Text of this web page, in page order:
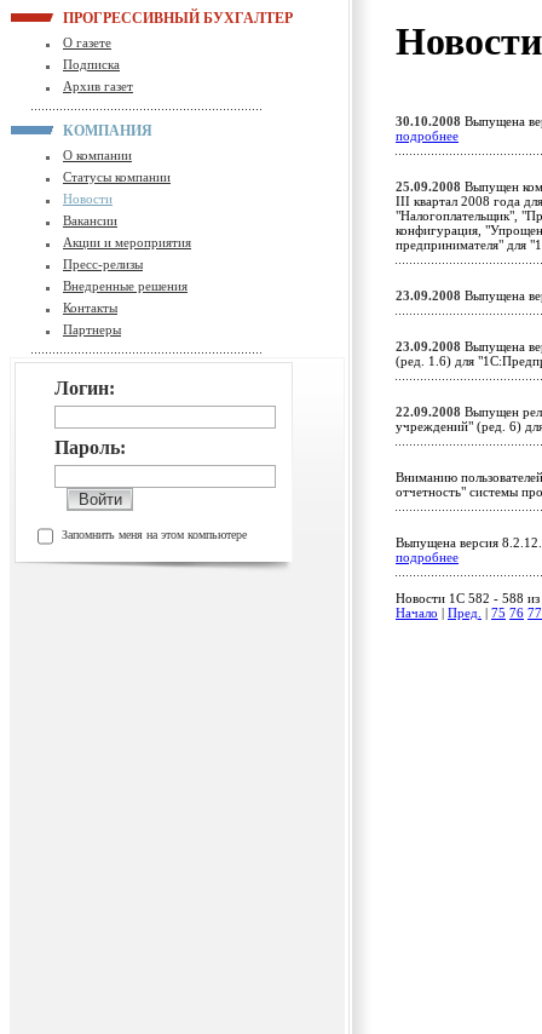
ПРОГРЕССИВНЫЙ БУХГАЛТЕР
О газете
Подписка
Архив газет
КОМПАНИЯ
О компании
Статусы компании
Новости
Вакансии
Акции и мероприятия
Пресс-релизы
Внедренные решения
Контакты
Партнеры
Логин:
Пароль:
Запомнить меня на этом компьютере
30.10.2008 Выпущена
подробнее
25.09.2008 Выпущен
III квартал 2008 года
"Налогоплательщик",
конфигурация,
предпринимателя" для
23.09.2008 Выпущена
23.09.2008 Выпущена
(ред. 1.6) для
22.09.2008 Выпущен
учреждений" (ред. 6)
Вниманию
отчетность" системы
Выпущена версия
подробнее
Новости 1C 582 - 588
Начало
Пред. 75 76 77